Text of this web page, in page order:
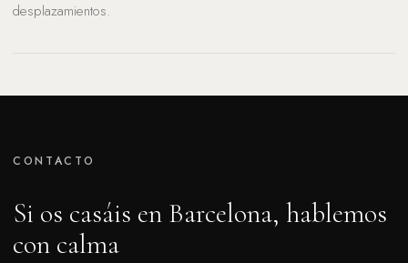
desplazamientos.
CONTACTO
Si os casáis en Barcelona, hablemos
con calma